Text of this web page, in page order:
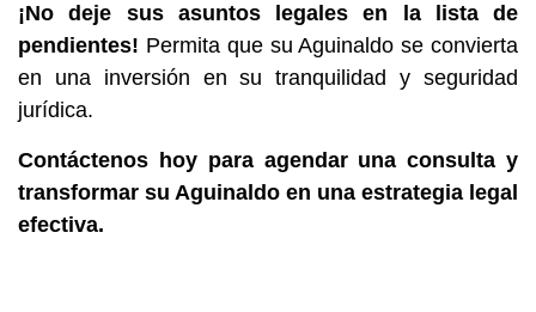
¡No deje sus asuntos legales en la lista de
pendientes! Permita que su Aguinaldo se convierta
en una inversión en su tranquilidad y seguridad
jurídica.
Contáctenos hoy para agendar una consulta y
transformar su Aguinaldo en una estrategia legal
efectiva.